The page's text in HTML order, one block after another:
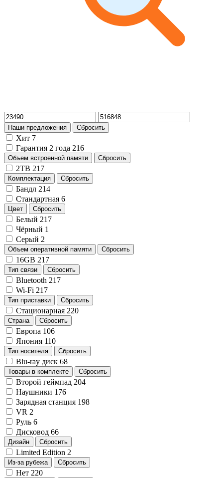
Наши предложения Сбросить
Хит 7
Гарантия 2 года 216
Объем встроенной памяти Сбросить
2TB 217
Комплектация Сбросить
Бандл 214
Стандартная 6
Цвет Сбросить
Белый 217
Чёрный 1
Серый 2
Объем оперативной памяти Сбросить
16GB 217
Тип связи Сбросить
Bluetooth 217
Wi-Fi 217
Тип приставки Сбросить
Стационарная 220
Страна Сбросить
Европа 106
Япония 110
Тип носителя Сбросить
Blu-ray диск 68
Товары в комплекте Сбросить
Второй геймпад 204
Наушники 176
Зарядная станция 198
VR 2
Руль 6
Дисковод 66
Дизайн Сбросить
Limited Edition 2
Из-за рубежа Сбросить
Нет 220